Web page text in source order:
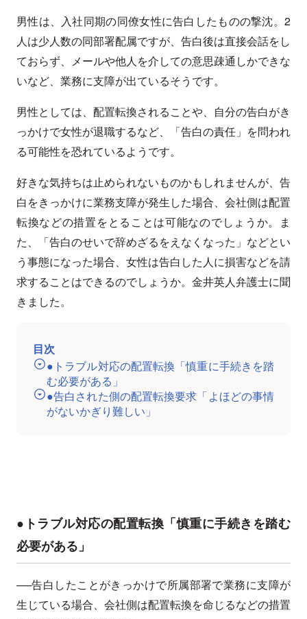
男性は、入社同期の同僚女性に告白したものの撃沈。2
人は少人数の同部署配属ですが、告白後は直接会話をし
ておらず、メールや他人を介しての意思疎通しかできな
いなど、業務に支障が出ているそうです。
男性としては、配置転換されることや、自分の告白がき
っかけで女性が退職するなど、「告白の責任」を問われ
る可能性を恐れているようです。
好きな気持ちは止められないものかもしれませんが、告
白をきっかけに業務支障が発生した場合、会社側は配置
転換などの措置をとることは可能なのでしょうか。ま
た、「告白のせいで辞めざるをえなくなった」などとい
う事態になった場合、女性は告白した人に損害などを請
求することはできるのでしょうか。金井英人弁護士に聞
きました。
目次
●トラブル対応の配置転換「慎重に手続きを踏
む必要がある」
●告白された側の配置転換要求「よほどの事情
がないかぎり難しい」
●トラブル対応の配置転換「慎重に手続きを踏む
必要がある」
──告白したことがきっかけで所属部署で業務に支障が
生じている場合、会社側は配置転換を命じるなどの措置